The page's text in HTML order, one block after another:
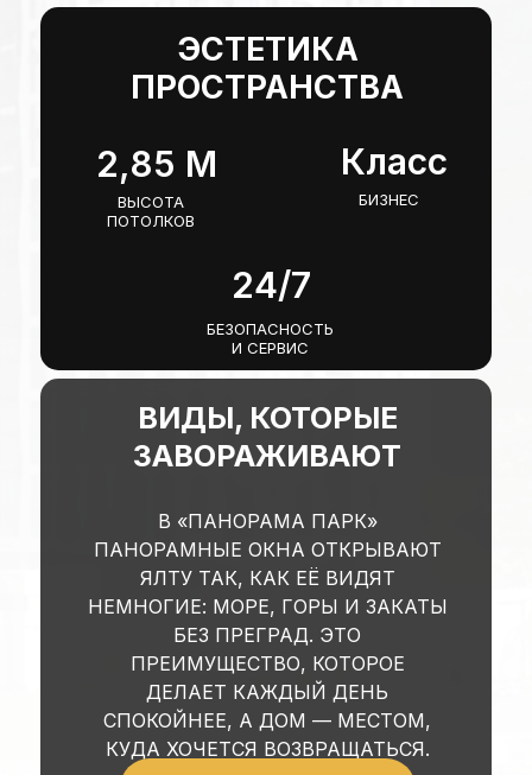
ВИДЫ, КОТОРЫЕ
ЗАВОРАЖИВАЮТ
В «ПАНОРАМА ПАРК»
ПАНОРАМНЫЕ ОКНА ОТКРЫВАЮТ
ЯЛТУ ТАК, КАК ЕЁ ВИДЯТ
НЕМНОГИЕ: МОРЕ, ГОРЫ И ЗАКАТЫ
БЕЗ ПРЕГРАД. ЭТО
ПРЕИМУЩЕСТВО, КОТОРОЕ
ДЕЛАЕТ КАЖДЫЙ ДЕНЬ
СПОКОЙНЕЕ, А ДОМ — МЕСТОМ,
КУДА ХОЧЕТСЯ ВОЗВРАЩАТЬСЯ.
БЕЗОПАСНОСТЬ
И СЕРВИС
24/7
2,85 М
ВЫСОТА
ПОТОЛКОВ
Класс
БИЗНЕС
ЭСТЕТИКА
ПРОСТРАНСТВА